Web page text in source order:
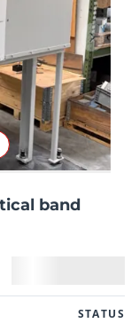
band
STATUS